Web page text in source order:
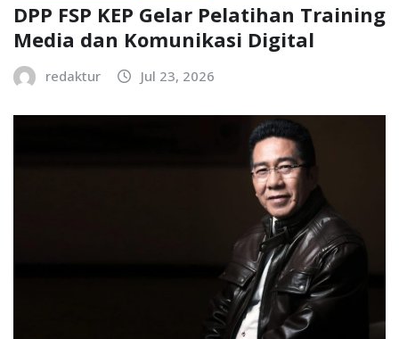
DPP FSP KEP Gelar Pelatihan Training
Media dan Komunikasi Digital
redaktur Jul 23, 2026